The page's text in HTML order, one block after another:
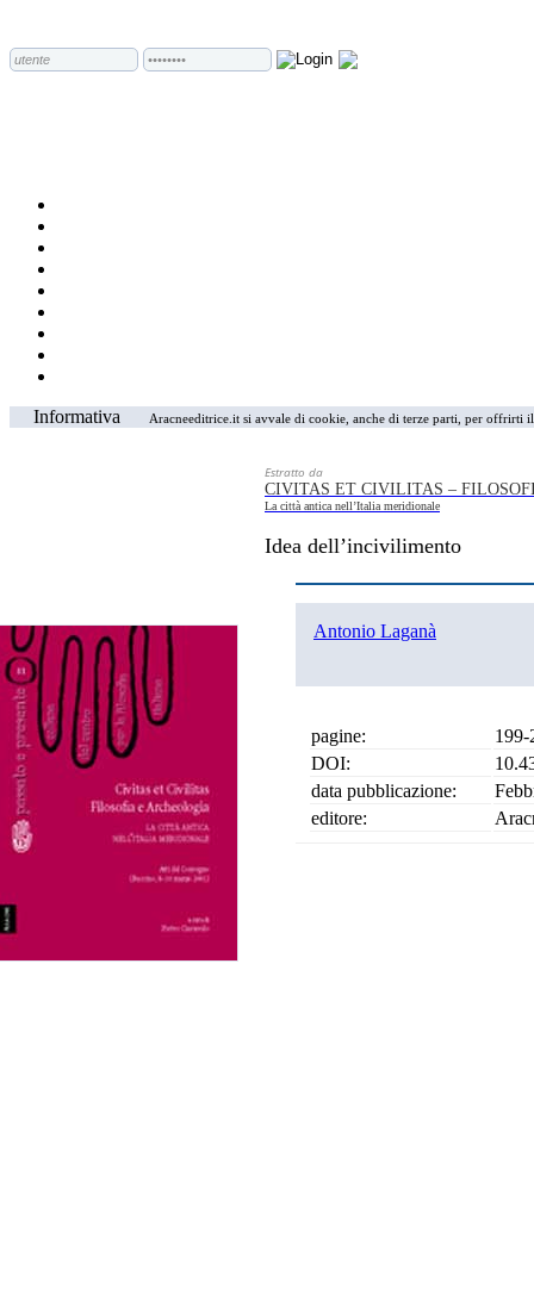
Informativa Aracneeditrice.it si avvale di cookie, anche di terze parti, per
Estratto da
CIVITAS ET CIVILITAS –
La città antica nell’Italia meridionale
Idea dell’incivilimento
Antonio Laganà
pagine:
199-
DOI:
data pubblicazione:
editore: